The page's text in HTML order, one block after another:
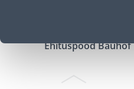
Ehituspood Bauhof